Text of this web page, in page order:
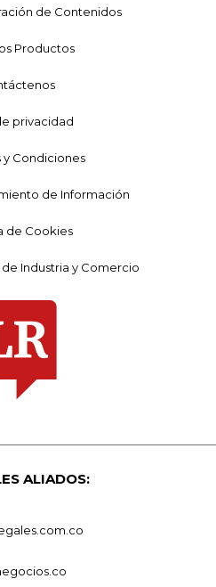
de Contenidos
Productos
privacidad
y Condiciones
de Información
de Cookies
Industria y Comercio
ALIADOS: